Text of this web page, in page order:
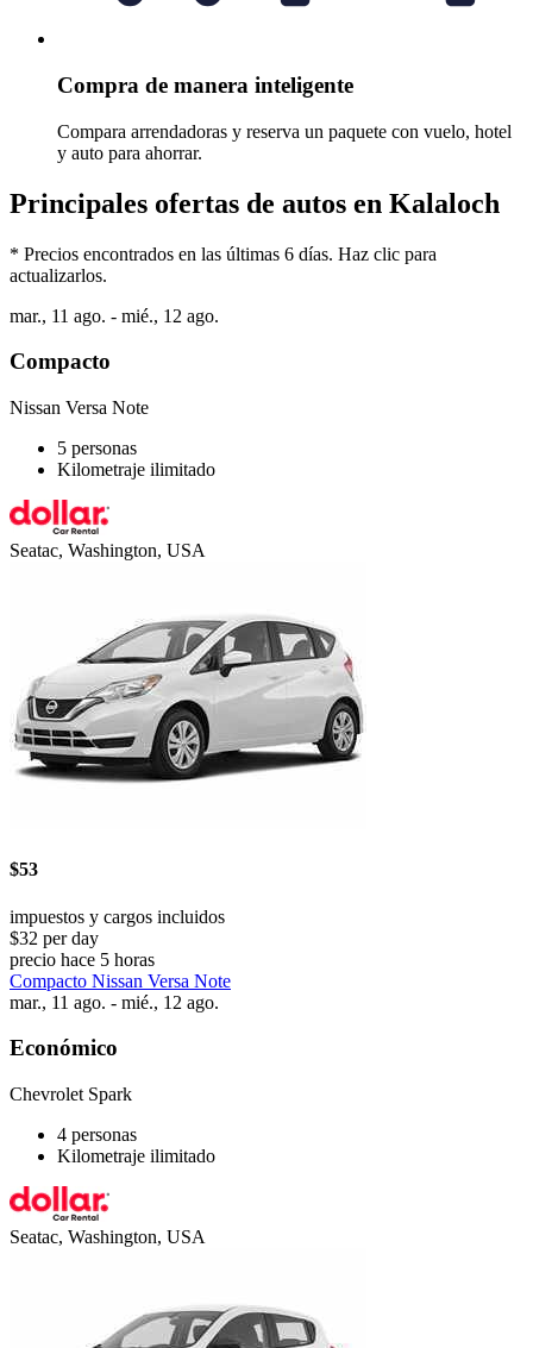
Compra de manera inteligente
Compara arrendadoras y reserva un paquete con vuelo, hotel
y auto para ahorrar.
Principales ofertas de autos en Kalaloch
* Precios encontrados en las últimas 6 días. Haz clic para
actualizarlos.
mar., 11 ago. - mié., 12 ago.
Compacto
Nissan Versa Note
5 personas
Kilometraje ilimitado
Seatac, Washington, USA
$53
impuestos y cargos incluidos
$32 per day
precio hace 5 horas
Compacto Nissan Versa Note
mar., 11 ago. - mié., 12 ago.
Económico
Chevrolet Spark
4 personas
Kilometraje ilimitado
Seatac, Washington, USA